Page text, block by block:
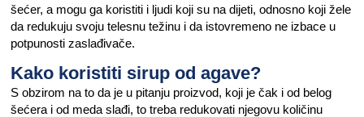
šećer, a mogu ga koristiti i ljudi koji su na dijeti, odnosno koji žele
da redukuju svoju telesnu težinu i da istovremeno ne izbace u
potpunosti zaslađivače.
Kako koristiti sirup od agave?
S obzirom na to da je u pitanju proizvod, koji je čak i od belog
šećera i od meda slađi, to treba redukovati njegovu količinu